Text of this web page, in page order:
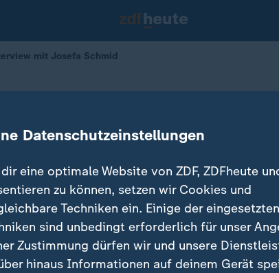
mit Josefa Schmid
Josefa Schmid
Datenschutzeinstellungen
eine optimale Website von ZDF, ZDFheute
zu können, setzen wir Cookies und
Techniken ein. Einige der eingesetzten
sind unbedingt erforderlich für unser
Zustimmung dürfen wir und unsere
hinaus Informationen auf deinem Gerät